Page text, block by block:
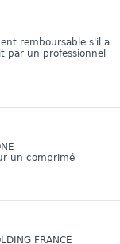
remboursable s'il a
par un professionnel
un comprimé
FRANCE